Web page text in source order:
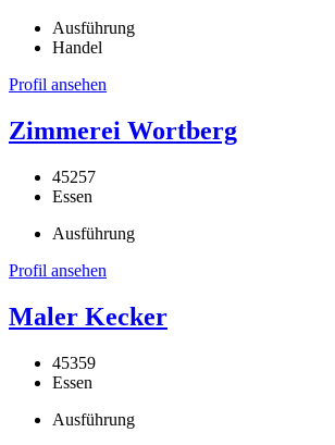
Ausführung
Handel
Profil ansehen
Zimmerei Wortberg
45257
Essen
Ausführung
Profil ansehen
Maler Kecker
45359
Essen
Ausführung